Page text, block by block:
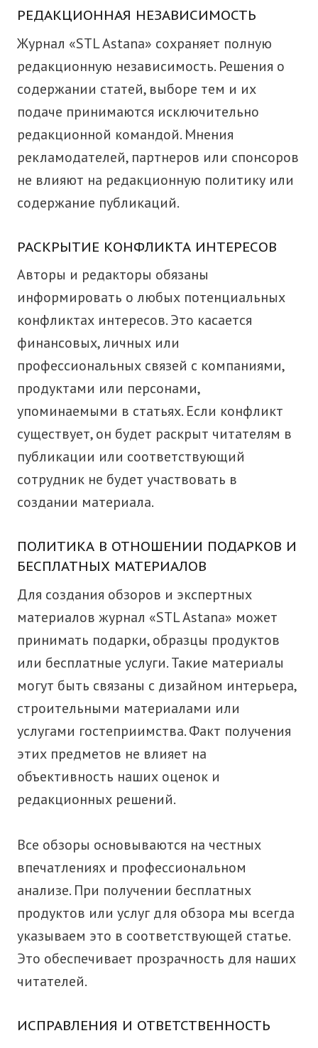
РЕДАКЦИОННАЯ НЕЗАВИСИМОСТЬ
Журнал «STL Astana» сохраняет полную
редакционную независимость. Решения о
содержании статей, выборе тем и их
подаче принимаются исключительно
редакционной командой. Мнения
рекламодателей, партнеров или спонсоров
не влияют на редакционную политику или
содержание публикаций.
РАСКРЫТИЕ КОНФЛИКТА ИНТЕРЕСОВ
Авторы и редакторы обязаны
информировать о любых потенциальных
конфликтах интересов. Это касается
финансовых, личных или
профессиональных связей с компаниями,
продуктами или персонами,
упоминаемыми в статьях. Если конфликт
существует, он будет раскрыт читателям в
публикации или соответствующий
сотрудник не будет участвовать в
создании материала.
ПОЛИТИКА В ОТНОШЕНИИ ПОДАРКОВ И
БЕСПЛАТНЫХ МАТЕРИАЛОВ
Для создания обзоров и экспертных
материалов журнал «STL Astana» может
принимать подарки, образцы продуктов
или бесплатные услуги. Такие материалы
могут быть связаны с дизайном интерьера,
строительными материалами или
услугами гостеприимства. Факт получения
этих предметов не влияет на
объективность наших оценок и
редакционных решений.
Все обзоры основываются на честных
впечатлениях и профессиональном
анализе. При получении бесплатных
продуктов или услуг для обзора мы всегда
указываем это в соответствующей статье.
Это обеспечивает прозрачность для наших
читателей.
ИСПРАВЛЕНИЯ И ОТВЕТСТВЕННОСТЬ